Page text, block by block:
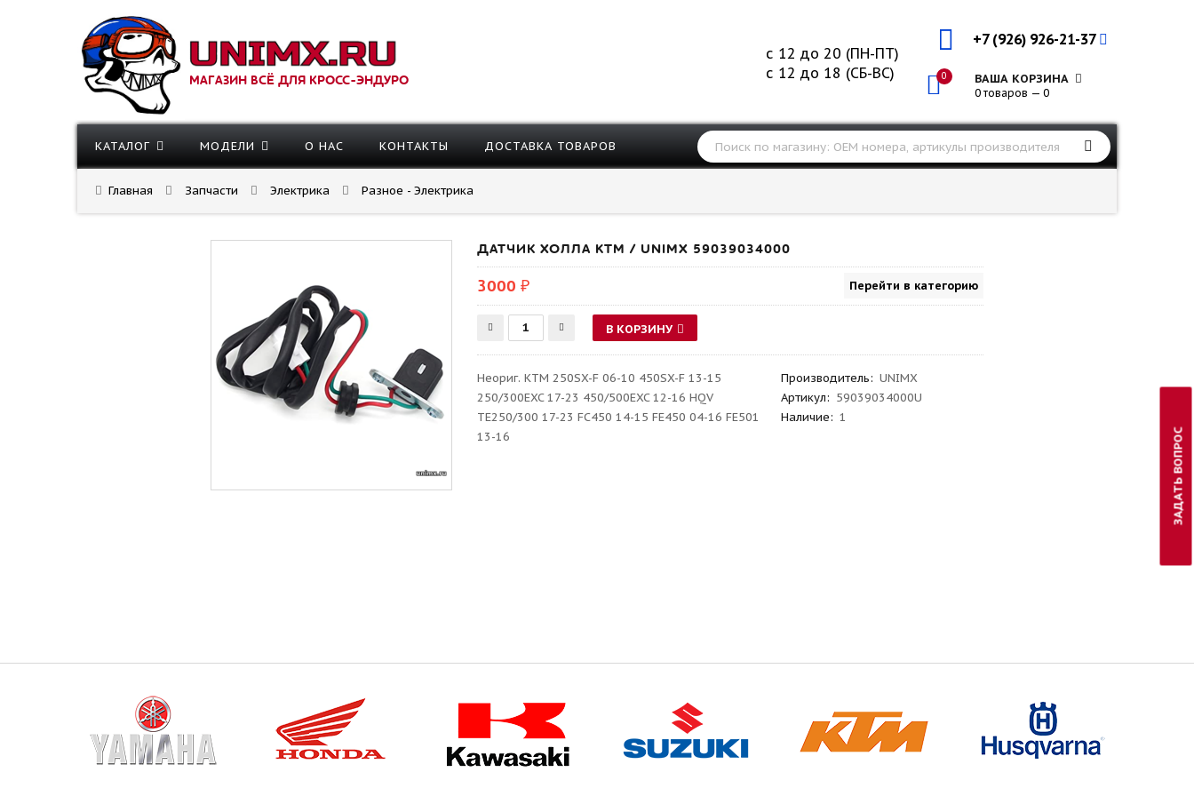
МАГАЗИН ВСЁ ДЛЯ КРОСС-ЭНДУРО
+7 (926) 926-21-37
0 ВАША КОРЗИНА
0 товаров — 0
с 12 до 20 (ПН-ПТ)
с 12 до 18 (СБ-ВС)
КАТАЛОГ МОДЕЛИ О НАС КОНТАКТЫ ДОСТАВКА ТОВАРОВ
Главная Запчасти Электрика Разное - Электрика
ДАТЧИК ХОЛЛА KTM / UNIMX 59039034000
3000 ₽ Перейти в категорию
В КОРЗИНУ
Неориг. KTM 250SX-F 06-10 450SX-F 13-15
250/300EXC 17-23 450/500EXC 12-16 HQV
TE250/300 17-23 FC450 14-15 FE450 04-16 FE501
13-16
Производитель: UNIMX
Артикул: 59039034000U
Наличие: 1
ЗАДАТЬ ВОПРОС